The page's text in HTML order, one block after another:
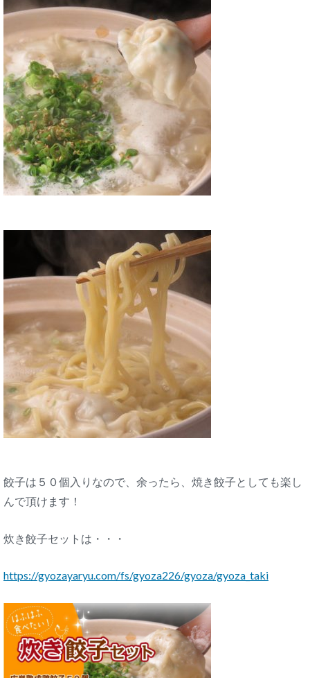
餃子は５０個入りなので、余ったら、焼き餃子としても楽し
んで頂けます！
炊き餃子セットは・・・
https://gyozayaryu.com/fs/gyoza226/gyoza/gyoza_taki